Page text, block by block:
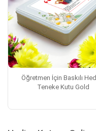
Öğretmen İçin Baskılı
Teneke Kutu Gold